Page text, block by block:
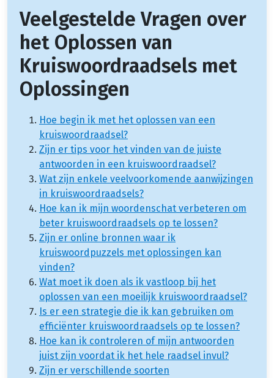
Veelgestelde Vragen over
het Oplossen van
Kruiswoordraadsels met
Oplossingen
Hoe begin ik met het oplossen van een
kruiswoordraadsel?
Zijn er tips voor het vinden van de juiste
antwoorden in een kruiswoordraadsel?
Wat zijn enkele veelvoorkomende aanwijzingen
in kruiswoordraadsels?
Hoe kan ik mijn woordenschat verbeteren om
beter kruiswoordraadsels op te lossen?
Zijn er online bronnen waar ik
kruiswoordpuzzels met oplossingen kan
vinden?
Wat moet ik doen als ik vastloop bij het
oplossen van een moeilijk kruiswoordraadsel?
Is er een strategie die ik kan gebruiken om
efficiënter kruiswoordraadsels op te lossen?
Hoe kan ik controleren of mijn antwoorden
juist zijn voordat ik het hele raadsel invul?
Zijn er verschillende soorten